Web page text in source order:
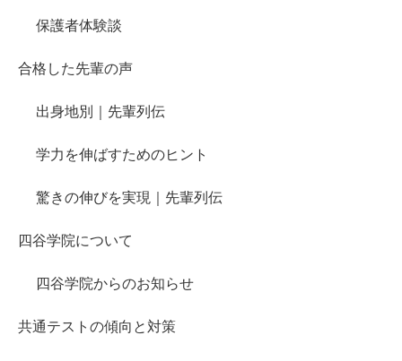
保護者体験談
合格した先輩の声
出身地別｜先輩列伝
学力を伸ばすためのヒント
驚きの伸びを実現｜先輩列伝
四谷学院について
四谷学院からのお知らせ
共通テストの傾向と対策